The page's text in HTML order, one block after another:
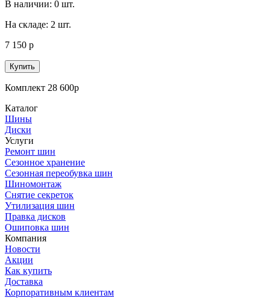
В наличии: 0 шт.
На складе: 2 шт.
7 150 р
Купить
Комплект 28 600р
Каталог
Шины
Диски
Услуги
Ремонт шин
Сезонное хранение
Сезонная переобувка шин
Шиномонтаж
Снятие секреток
Утилизация шин
Правка дисков
Ошиповка шин
Компания
Новости
Акции
Как купить
Доставка
Корпоративным клиентам